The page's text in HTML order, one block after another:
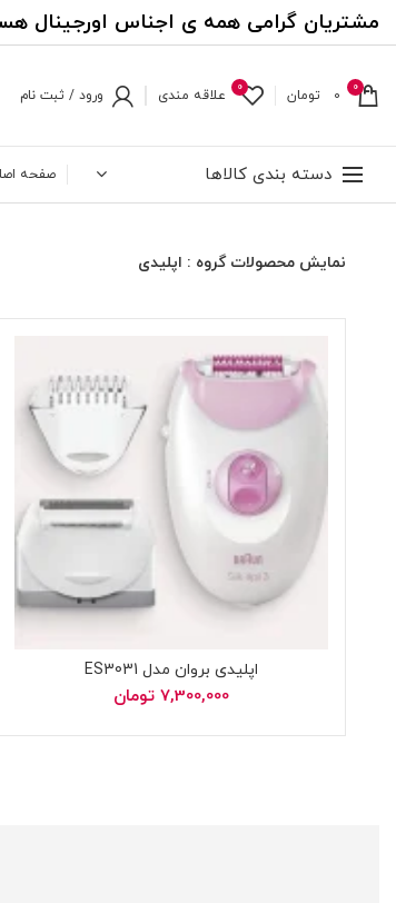
مشتریان گرامی همه ی اجناس اورجینال
0
0 تومان 0 علاقه مندی ورود / ثبت نام
دسته بندی کالاها صفحه
نمایش محصولات گروه : اپلیدی
اپلیدی بروان مدل ES3031
7,300,000 تومان